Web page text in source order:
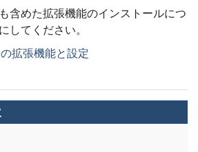
含めた拡張機能のインストールにつ
してください。
の拡張機能と設定